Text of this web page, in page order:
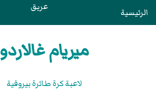
الرئيسية عريق
ميريام غالاردو
لاعبة كرة طائرة بيروفية